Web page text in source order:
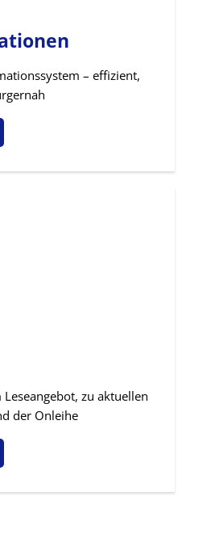
– effizient,
zu aktuellen
der Onleihe